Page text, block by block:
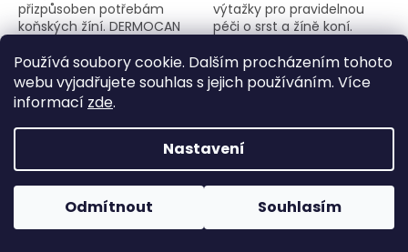
Používá soubory cookie. Dalším procházením tohoto
webu vyjadřujete souhlas s jejich používáním. Více
informací zde.
Nastavení
Odmítnout Souhlasím
Pokud u nás nenajdete konkrétní produkt, neváhejte se
ozvat. Ve většině případů jej můžeme zajistit na
přizpůsoben potřebám
koňských žíní. DERMOCAN
pečující substance, které
žíním vrací jejich
přirozenou vlhkost a chrání
je před lámáním.
DERMOCAN do hloubky
Moderní receptura navíc
umožňuje lepší kartáčování
výtažky pro pravidelnou
péči o srst a žíně koní.
vyživuje, regeneruje a
zlepšuje jejich
rozčesatelnost.
Srst Srst